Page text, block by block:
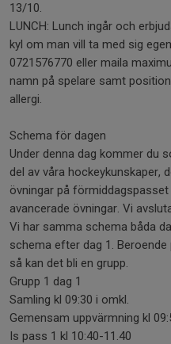
13/10.
LUNCH: Lunch ingår och
kyl om man vill ta med sig
0721576770 eller maila
namn på spelare samt
allergi.
Schema för dagen
Under denna dag kommer du
del av våra hockeykunskaper,
övningar på
avancerade övningar. Vi
Vi har samma schema båda
schema efter dag 1.
så kan det bli en grupp.
Grupp 1 dag 1
Samling kl 09:30 i omkl.
Gemensam uppvärmning kl
Is pass 1 kl 10:40-11.40